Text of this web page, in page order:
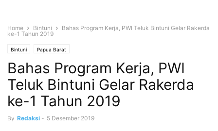
Home Bintuni
Bahas Program Kerja, PWI Teluk Bintuni Gelar Rakerda
ke-1 Tahun 2019
Bintuni Papua Barat
Bahas Program Kerja, PWI
Teluk Bintuni Gelar Rakerda
ke-1 Tahun 2019
By Redaksi - 5 Desember 2019